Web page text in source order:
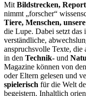
Mit Bildstrecken,
nimmt „forscher“
Tiere, Menschen,
die Lupe. Dabei setzt
verständliche,
anspruchsvolle Texte, die
in den Technik- und
Magazine können von
oder Eltern gelesen und
spielerisch für die Welt
begeistern. Inhaltlich